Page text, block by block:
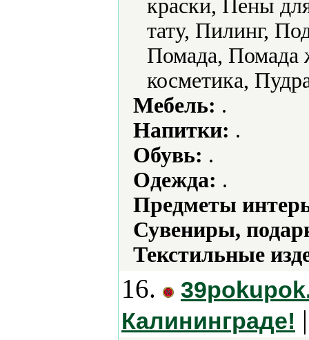
краски, Пены
тату, Пилинг,
Помада, Помада
косметика,
Мебель: .
Напитки: .
Обувь: .
Одежда: .
Предметы
Сувениры,
Текстильные
16.
Калининграде!